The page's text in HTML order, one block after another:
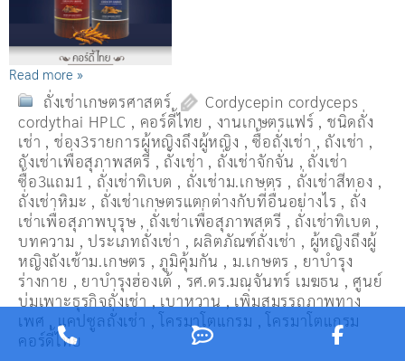
Read more »
ถั่งเช่าเกษตรศาสตร์
Cordycepin cordyceps
cordythai HPLC , คอร์ดี้ไทย , งานเกษตรแฟร์ , ชนิดถั่ง
เช่า , ช่อง3รายการผู้หญิงถึงผู้หญิง ,ซื้อถั่งเช่า , ถังเช่า ,
ถังเช่าเพื่อสุภาพสตรี , ถั่งเช่า , ถั่งเช่าจักจั่น , ถั่งเช่า
ซื้อ3แถม1 , ถั่งเช่าทิเบต , ถั่งเช่าม.เกษตร , ถั่งเช่าสีทอง ,
ถั่งเช่าหิมะ , ถั่งเช่าเกษตรแตกต่างกับที่อื่นอย่างไร , ถั่ง
เช่าเพื่อสุภาพบุรุษ , ถั่งเช่าเพื่อสุภาพสตรี , ถั่่งเช่าทิเบต ,
บทความ ,ประเภทถั่งเช่า , ผลิตภัณฑ์ถั่งเช่า , ผู้หญิงถึงผู้
หญิงถังเช้าม.เกษตร ,ภูมิคุ้มกัน , ม.เกษตร , ยาบำรุง
ร่างกาย , ยาบำรุงฮ่องเต้ , รศ.ดร.มณจันทร์ เมฆธน , ศูนย์
บ่มเพาะธุรกิจถั่งเช่า , เบาหวาน , เพิ่มสมรรถภาพทาง
เพศ , แคปซูลถั่งเช่า ,โครมาโตแกรม ,โครมาโตแกรม
คอร์ดี้ไทย